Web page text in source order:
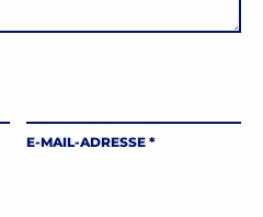
E-MAIL-ADRESSE *